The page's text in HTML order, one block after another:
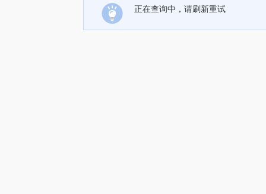
正在查询中，请刷新重试